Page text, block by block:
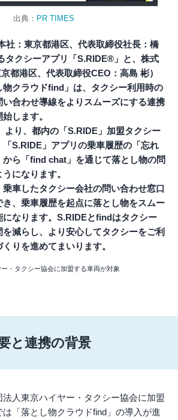
出典： PR TIMES
社：東京都港区、代表取締役社長：橋
タクシーアプリ「S.RIDE®」と、株式
都港区、代表取締役CEO：高島 彬）
物クラウドfind」は、タクシー利用時の
合わせ導線をよりスムーズにする連携
します。
より、都内の「S.RIDE」加盟タクシー
「S.RIDE」アプリの乗車履歴の「忘れ
ら「find chat」を通じて落とし物の問
になります。
車したタクシー会社の問い合わせ窓口
、乗車履歴を起点に落とし物をスムー
になります。S.RIDEとfindはタクシー
減らし、より安心してタクシーをご利
りを進めてまいります。
・タクシー協会に加盟する車両が対象
と連携の背景
法人東京ハイヤー・タクシー協会に加盟
「落とし物クラウドfind」の導入が進